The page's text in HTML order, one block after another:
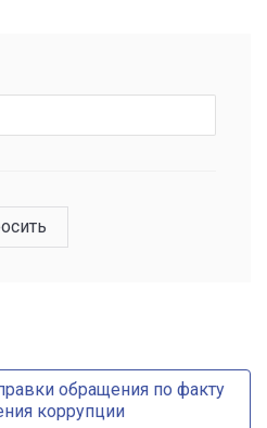
обращения по факту
коррупции